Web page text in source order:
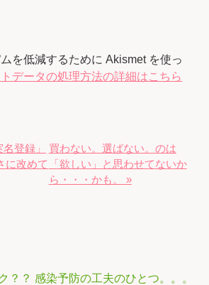
を低減するために Akismet を使っ
データの処理方法の詳細はこちら
登録」
に改めて
買わない。選ばない。のは
「欲しい」と思わせてないか
ら・・・かも。 »
？？ 感染予防の工夫のひとつ。。。